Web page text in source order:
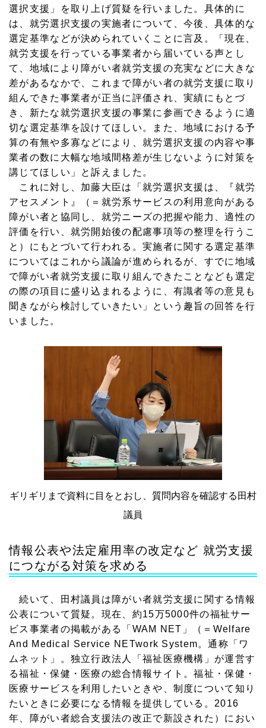
選択支援」を取り上げ質疑を行いました。具体的に
は、就労選択支援の実施者について、今後、具体的な
選定基準などが決められていくことに言及。「現在、
就労支援を行っている事業者から届いている声とし
て、地域により障がい者就労支援の充実などに大きな
差があるなかで、これまで障がい者の就労支援に取り
組んできた事業者が正当に評価され、実績にもとづ
き、新たな就労選択支援の事業に参画できるように適
切な選定基準を設けてほしい。また、地域における予
算の有無や多寡などにより、就労選択支援の内容や事
業者の数に大幅な地域間格差が生じないように対策を
講じてほしい」と訴えました。
これに対し、加藤大臣は「就労選択支援は、『就労
アセスメント』（＝就労系サービスの利用意向がある
障がい者と協同し、就労ニーズの把握や能力、適性の
評価を行い、就労開始後の配慮事項等の整理を行うこ
と）にもとづいて行われる。実施者に関する選定基準
についてはこれから議論が進められるが、すでに地域
で障がい者就労支援に取り組んできたことなども選定
の際の項目に盛り込まれるように、有識者等の意見も
聞きながら検討していきたい」という趣旨の回答を行
いました。
ギリギリまで資料に目をとおし、質問内容を確認する田村
議員
情報公表や法定雇用率の改定など 就労支援
につながる対策を求める
続いて、田村議員は障がい者就労支援に関する情報
公表について質疑。現在、約15万5000件の福祉サー
ビス事業者の掲載がある「WAM NET」（＝Welfare
And Medical Service NETwork System。通称「ワ
ムネット」。独立行政法人「福祉医療機構」が運営す
る福祉・保健・医療の総合情報サイト。福祉・保健・
医療サービスを利用したいときや、制度について知り
たいときに必要になる情報を提供している。2016
年、障がい者総合支援法の改正で新設された）におい